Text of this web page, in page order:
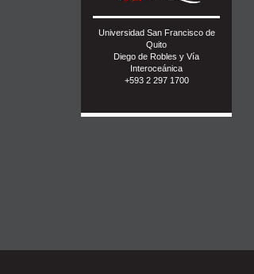
Universidad San Francisco de
Quito
Diego de Robles y Vía
Interoceánica
+593 2 297 1700